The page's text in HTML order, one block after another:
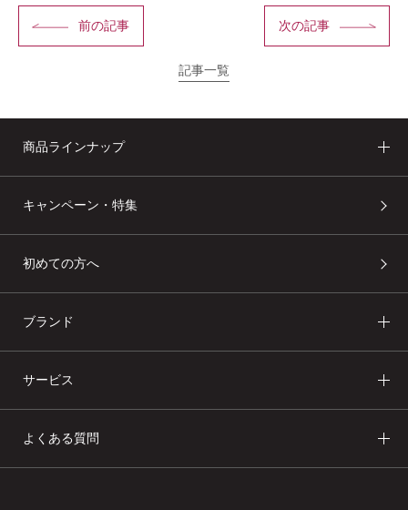
ギフトラッピングサービス
あしたの美肌 | 美容情報を発信・キレイをサポートするWebメデ
ィア
前の記事
記事一覧
次の記事
商品ラインナップ
キャンペーン・特集
初めての方へ
ブランド
サービス
よくある質問